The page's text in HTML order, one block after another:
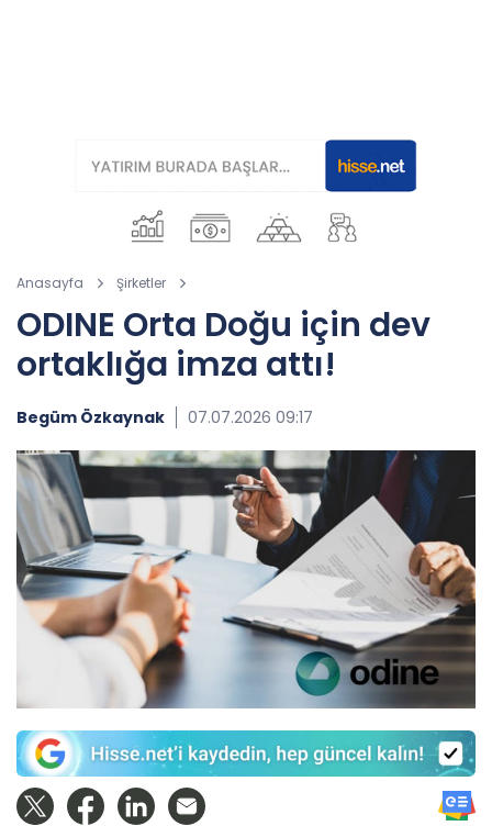
Anasayfa Şirketler
ODINE Orta Doğu için dev
ortaklığa imza attı!
Begüm Özkaynak 07.07.2026 09:17